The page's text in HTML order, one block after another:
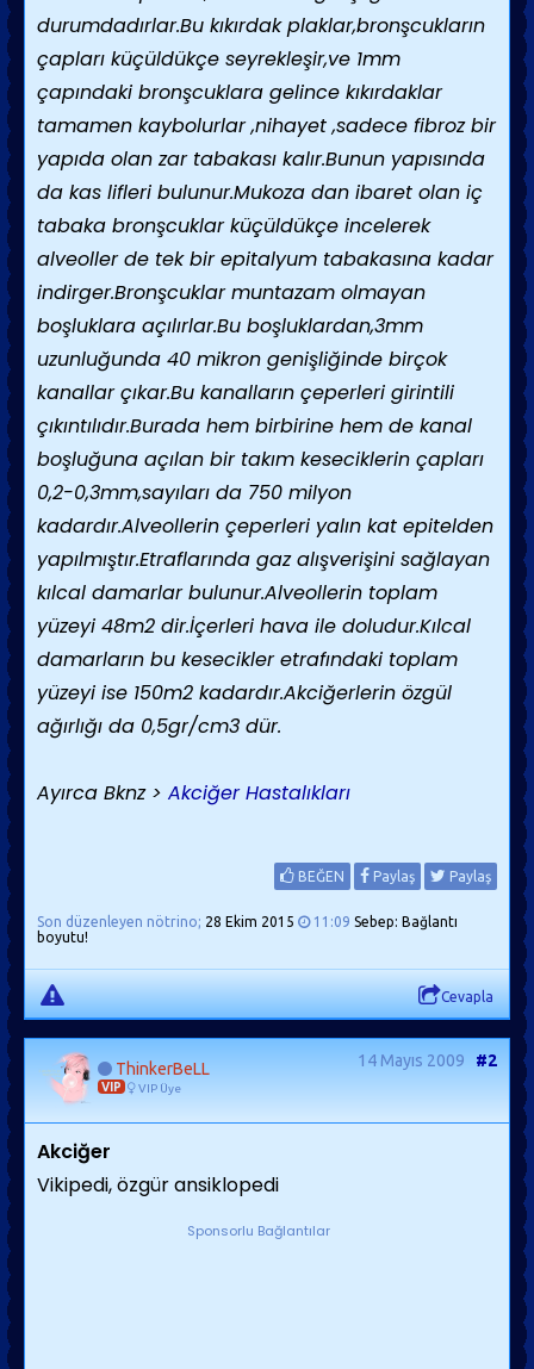
durumdadırlar.Bu kıkırdak plaklar,bronşcukların
çapları küçüldükçe seyrekleşir,ve 1mm
çapındaki bronşcuklara gelince kıkırdaklar
tamamen kaybolurlar ,nihayet ,sadece fibroz bir
yapıda olan zar tabakası kalır.Bunun yapısında
da kas lifleri bulunur.Mukoza dan ibaret olan iç
tabaka bronşcuklar küçüldükçe incelerek
alveoller de tek bir epitalyum tabakasına kadar
indirger.Bronşcuklar muntazam olmayan
boşluklara açılırlar.Bu boşluklardan,3mm
uzunluğunda 40 mikron genişliğinde birçok
kanallar çıkar.Bu kanalların çeperleri girintili
çıkıntılıdır.Burada hem birbirine hem de kanal
boşluğuna açılan bir takım keseciklerin çapları
0,2-0,3mm,sayıları da 750 milyon
kadardır.Alveollerin çeperleri yalın kat epitelden
yapılmıştır.Etraflarında gaz alışverişini sağlayan
kılcal damarlar bulunur.Alveollerin toplam
yüzeyi 48m2 dir.İçerleri hava ile doludur.Kılcal
damarların bu kesecikler etrafındaki toplam
yüzeyi ise 150m2 kadardır.Akciğerlerin özgül
ağırlığı da 0,5gr/cm3 dür.
Ayırca Bknz > Akciğer Hastalıkları
BEĞEN Paylaş Paylaş
Son düzenleyen nötrino; 28 Ekim 2015 11:09 Sebep: Bağlantı
boyutu!
Cevapla
ThinkerBeLL
VIP VIP Üye
14 Mayıs 2009 #2
Akciğer
Vikipedi, özgür ansiklopedi
Sponsorlu Bağlantılar